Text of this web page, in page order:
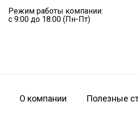
Режим работы компании:
с 9:00 до 18:00 (Пн-Пт)
О компании Полезные